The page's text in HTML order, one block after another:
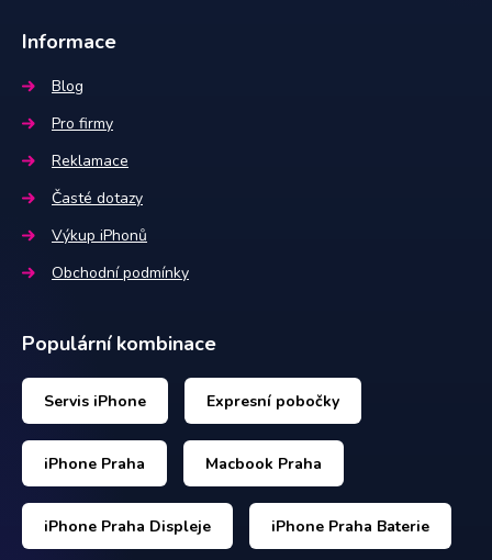
Informace
Blog
Pro firmy
Reklamace
Časté dotazy
Výkup iPhonů
Obchodní podmínky
Populární kombinace
Servis iPhone Expresní pobočky
iPhone Praha Macbook Praha
iPhone Praha Displeje iPhone Praha Baterie